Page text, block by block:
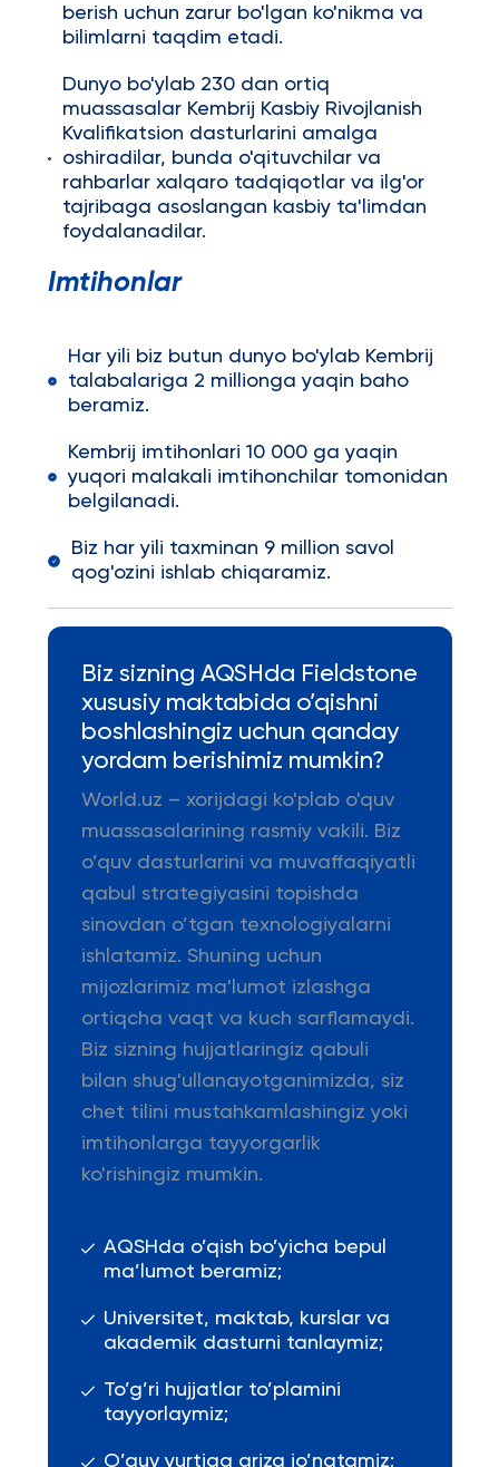
berish uchun zarur bo'lgan ko'nikma va
bilimlarni taqdim etadi.
Dunyo bo'ylab 230 dan ortiq
muassasalar Kembrij Kasbiy Rivojlanish
Kvalifikatsion dasturlarini amalga
oshiradilar, bunda o'qituvchilar va
rahbarlar xalqaro tadqiqotlar va ilg'or
tajribaga asoslangan kasbiy ta'limdan
foydalanadilar.
Imtihonlar
Har yili biz butun dunyo bo'ylab Kembrij
talabalariga 2 millionga yaqin baho
beramiz.
Kembrij imtihonlari 10 000 ga yaqin
yuqori malakali imtihonchilar tomonidan
belgilanadi.
Biz har yili taxminan 9 million savol
qog'ozini ishlab chiqaramiz.
Biz sizning AQSHda Fieldstone
xususiy maktabida o’qishni
boshlashingiz uchun qanday
yordam berishimiz mumkin?
World.uz – xorijdagi ko'plab o'quv
muassasalarining rasmiy vakili. Biz
o’quv dasturlarini va muvaffaqiyatli
qabul strategiyasini topishda
sinovdan o’tgan texnologiyalarni
ishlatamiz. Shuning uchun
mijozlarimiz ma'lumot izlashga
ortiqcha vaqt va kuch sarflamaydi.
Biz sizning hujjatlaringiz qabuli
bilan shug'ullanayotganimizda, siz
chet tilini mustahkamlashingiz yoki
imtihonlarga tayyorgarlik
ko'rishingiz mumkin.
AQSHda o’qish bo’yicha bepul
ma’lumot beramiz;
Universitet, maktab, kurslar va
akademik dasturni tanlaymiz;
To’g’ri hujjatlar to’plamini
tayyorlaymiz;
O’quv yurtiga ariza jo’natamiz;